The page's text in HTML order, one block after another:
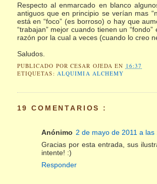
Respecto al enmarcado en blanco
antiguos que en principio se verían mas
está en “foco” (es borroso) o hay que
“trabajan” mejor cuando tienen un
razón por la cual a veces (cuando lo creo
Saludos.
PUBLICADO PORCESAR OJEDAEN 16:37
ETIQUETAS: ALQUIMIA ALCHEMY
19 COMENTARIOS :
Anónimo 2 de mayo de 2011 a las
Gracias por esta entrada, sus
intente! :)
Responder